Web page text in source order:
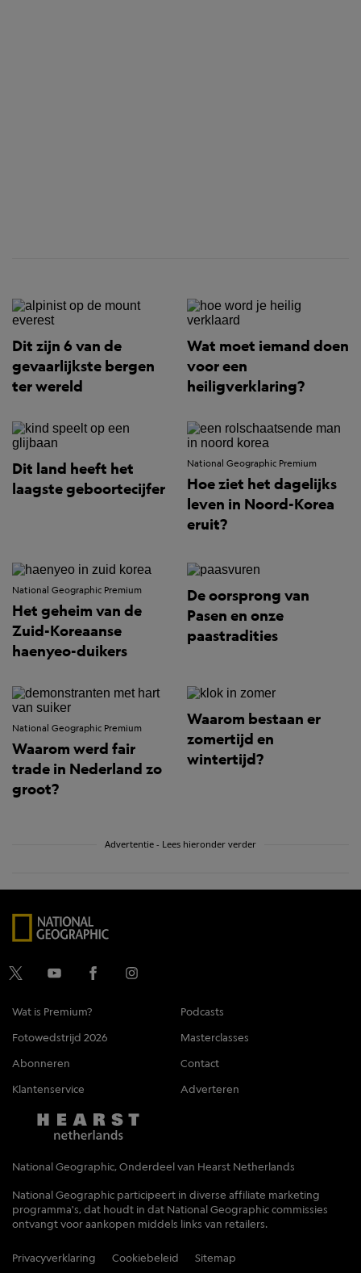
Dit zijn 6 van de
gevaarlijkste bergen
ter wereld
Wat moet iemand doen
voor een
heiligverklaring?
Dit land heeft het
laagste geboortecijfer
National Geographic Premium
Hoe ziet het dagelijks
leven in Noord-Korea
eruit?
National Geographic Premium
Het geheim van de
Zuid-Koreaanse
haenyeo-duikers
De oorsprong van
Pasen en onze
paastradities
National Geographic Premium
Waarom werd fair
trade in Nederland zo
groot?
Waarom bestaan er
zomertijd en
wintertijd?
Advertentie - Lees hieronder verder
Wat is Premium?
Podcasts
Fotowedstrijd 2026
Masterclasses
Abonneren
Contact
Klantenservice
Adverteren
National Geographic, Onderdeel van Hearst Netherlands
National Geographic participeert in diverse affiliate marketing
programma's, dat houdt in dat National Geographic commissies
ontvangt voor aankopen middels links van retailers.
Privacyverklaring Cookiebeleid Sitemap